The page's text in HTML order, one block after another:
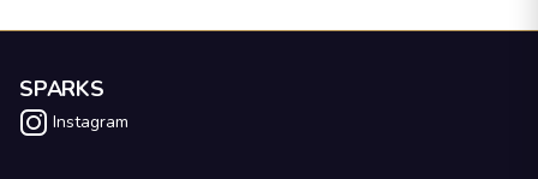
SPARKS
Instagram